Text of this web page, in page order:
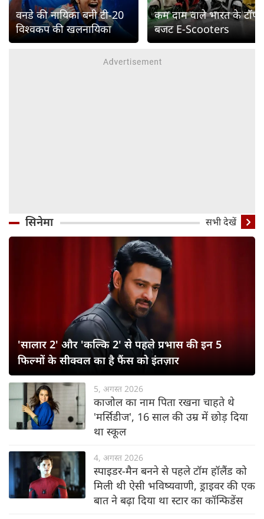
वनडे की नायिका बनी टी-20
विश्वकप की खलनायिका
कम दाम वाले भारत के टॉप
बजट E-Scooters
सिनेमा सभी देखें
'सालार 2' और 'कल्कि 2' से पहले प्रभास की इन 5
फिल्मों के सीक्वल का है फैंस को इंतज़ार
5, अगस्त 2026
काजोल का नाम पिता रखना चाहते थे
'मर्सिडीज', 16 साल की उम्र में छोड़ दिया
था स्कूल
4, अगस्त 2026
स्पाइडर-मैन बनने से पहले टॉम हॉलैंड को
मिली थी ऐसी भविष्यवाणी, ड्राइवर की एक
बात ने बढ़ा दिया था स्टार का कॉन्फिडेंस